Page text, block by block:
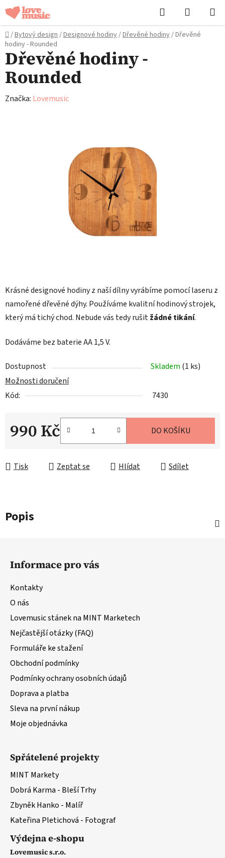
Přejít
na
obsah
Hledat
KOŠÍK
Domů
/Bytový design/Designové hodiny/Dřevěné hodiny/Dřevěné
hodiny - Rounded
Krásné designové hodiny z naší dílny vyrábíme pomocí laseru z
namořené dřevěné dýhy. Používáme kvalitní hodinový strojek,
který má tichý chod. Nebude vás tedy rušitžádné tikání.
Dodáváme bez baterie AA 1,5 V.
Dostupnost Skladem (1 ks)
Možnosti doručení
Kód:
7430
990 Kč DO KOŠÍKU
Tisk Zeptat se Hlídat Sdílet
Dřevěné hodiny -
Rounded
Značka: Lovemusic
Popis
Informace pro vás
Kontakty
O nás
Lovemusic stánek na MINT Marketech
Nejčastější otázky (FAQ)
Formuláře ke stažení
Obchodní podmínky
Podmínky ochrany osobních údajů
Doprava a platba
Sleva na první nákup
Moje objednávka
Spřátelené projekty
MINT Markety
Dobrá Karma - Bleší Trhy
Zbyněk Hanko - Malíř
Kateřina Pletichová - Fotograf
Výdejna e-shopu
Lovemusic s.r.o.